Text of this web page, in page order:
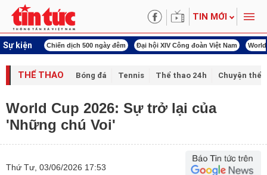
TIN MỚI
Sự kiện
mạng Chiến dịch 500 ngày đêm Đại hội XIV Công đoàn Việt Nam
THỂ THAO Bóng đá Tennis Thể thao 24h Chuyện thể
World Cup 2026: Sự trở lại của
'Những chú Voi'
Thứ Tư, 03/06/2026 17:53